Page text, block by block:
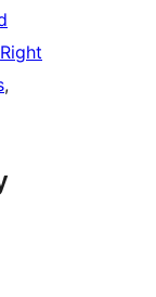
Right